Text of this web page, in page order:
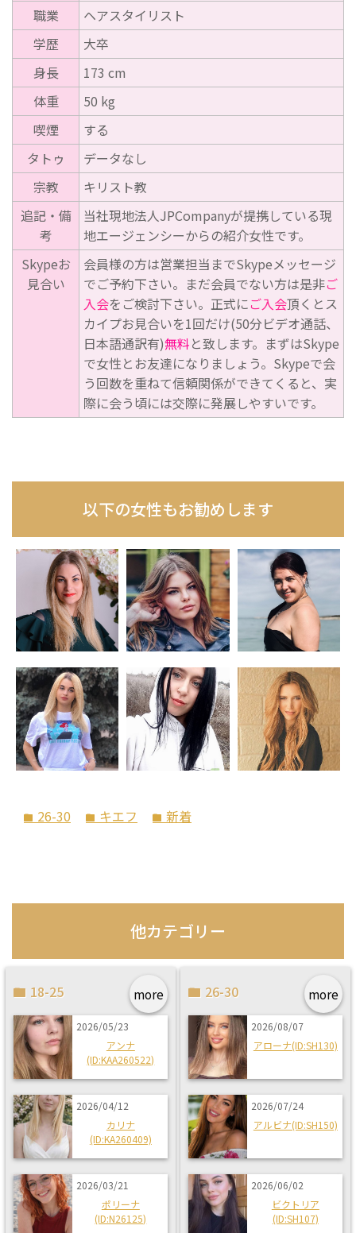
職業
ヘアスタイリスト
学歴
大卒
身長
173 cm
体重
50 kg
喫煙
する
タトゥ
データなし
宗教
キリスト教
追記・備
考
当社現地法人JPCompanyが提携している現
地エージェンシーからの紹介女性です。
Skypeお
見合い
会員様の方は営業担当までSkypeメッセージ
でご予約下さい。まだ会員でない方は是非ご
入会をご検討下さい。正式にご入会頂くとス
カイプお見合いを1回だけ(50分ビデオ通話、
日本語通訳有)無料と致します。まずはSkype
で女性とお友達になりましょう。Skypeで会
う回数を重ねて信頼関係ができてくると、実
際に会う頃には交際に発展しやすいです。
以下の女性もお勧めします
folder 26-30 folder キエフ folder 新着
他カテゴリー
more
18-25
2026/05/23
アンナ
(ID:KAA260522)
2026/04/12
カリナ
(ID:KA260409)
2026/03/21
ポリーナ
(ID:N26125)
more
26-30
2026/08/07
アローナ(ID:SH130)
2026/07/24
アルビナ(ID:SH150)
2026/06/02
ビクトリア
(ID:SH107)